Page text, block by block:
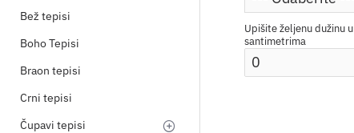
Bež tepisi
Boho Tepisi
Braon tepisi
Crni tepisi
Čupavi tepisi
Upišite željenu dužinu u
santimetrima